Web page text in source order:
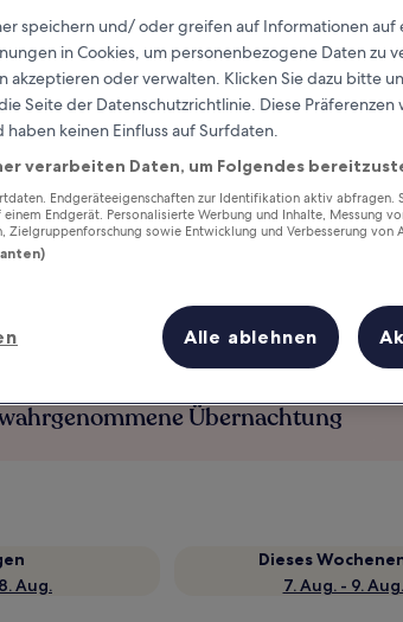
Übernachtung
Aug.
Dieses
7. Aug. - 9. Aug.
speichern und/ oder greifen auf Informationen auf
in Cookies, um personenbezogene Daten zu
akzeptieren oder verwalten. Klicken Sie dazu bitte
Seite der Datenschutzrichtlinie. Diese Präferenzen
haben keinen Einfluss auf Surfdaten.
verarbeiten Daten, um Folgendes
Endgeräteeigenschaften zur Identifikation aktiv abfragen.
Endgerät. Personalisierte Werbung und Inhalte, Messung
Zielgruppenforschung sowie Entwicklung und Verbesserung von
Alle ablehnen